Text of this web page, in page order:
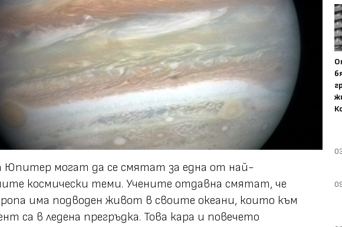
Юпитер могат да се смятат за една от най-
космически теми. Учените отдавна смятат, че
има подводен живот в своите океани, които към
са в ледена прегръдка. Това кара и повечето